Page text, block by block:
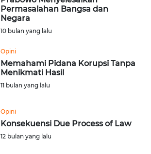
Permasalahan Bangsa dan
Negara
10 bulan yang lalu
Opini
Memahami Pidana Korupsi Tanpa
Menikmati Hasil
11 bulan yang lalu
Opini
Konsekuensi Due Process of Law
12 bulan yang lalu